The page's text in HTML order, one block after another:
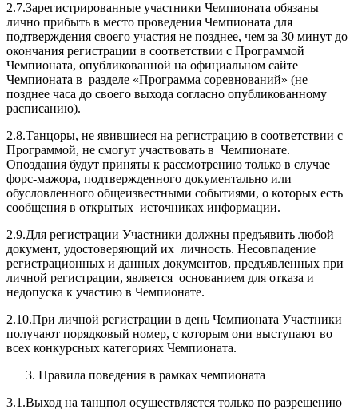
2.7.Зарегистрированные участники Чемпионата обязаны
лично прибыть в место проведения Чемпионата для
подтверждения своего участия не позднее, чем за 30 минут до
окончания регистрации в соответствии с Программой
Чемпионата, опубликованной на официальном сайте
Чемпионата в разделе «Программа соревнований» (не
позднее часа до своего выхода согласно опубликованному
расписанию).
2.8.Танцоры, не явившиеся на регистрацию в соответствии с
Программой, не смогут участвовать в Чемпионате.
Опоздания будут приняты к рассмотрению только в случае
форс-мажора, подтвержденного документально или
обусловленного общеизвестными событиями, о которых есть
сообщения в открытых источниках информации.
2.9.Для регистрации Участники должны предъявить любой
документ, удостоверяющий их личность. Несовпадение
регистрационных и данных документов, предъявленных при
личной регистрации, является основанием для отказа и
недопуска к участию в Чемпионате.
2.10.При личной регистрации в день Чемпионата Участники
получают порядковый номер, с которым они выступают во
всех конкурсных категориях Чемпионата.
Правила поведения в рамках чемпионата
3.1.Выход на танцпол осуществляется только по разрешению